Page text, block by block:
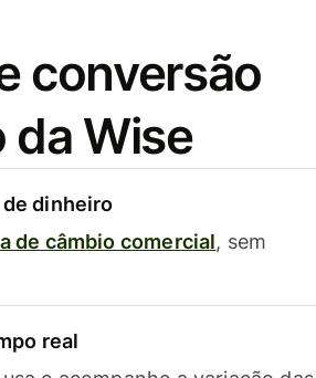
conversão
Wise
dinheiro
de câmbio comercial, sem
real